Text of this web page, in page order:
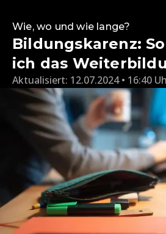
Wie, wo und wie lange?
Bildungskarenz:
ich das
Aktualisiert: 12.07.2024 • 16:40